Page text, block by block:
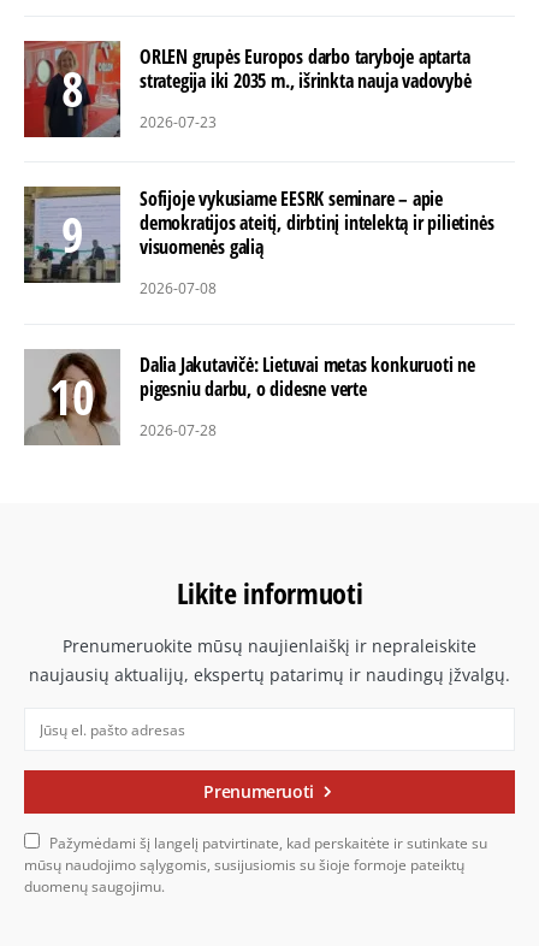
ORLEN grupės Europos darbo taryboje aptarta
strategija iki 2035 m., išrinkta nauja vadovybė
2026-07-23
Sofijoje vykusiame EESRK seminare – apie
demokratijos ateitį, dirbtinį intelektą ir pilietinės
visuomenės galią
2026-07-08
Dalia Jakutavičė: Lietuvai metas konkuruoti ne
pigesniu darbu, o didesne verte
2026-07-28
Likite informuoti
Prenumeruokite mūsų naujienlaiškį ir nepraleiskite
naujausių aktualijų, ekspertų patarimų ir naudingų įžvalgų.
Prenumeruoti
Pažymėdami šį langelį patvirtinate, kad perskaitėte ir sutinkate su
mūsų naudojimo sąlygomis, susijusiomis su šioje formoje pateiktų
duomenų saugojimu.